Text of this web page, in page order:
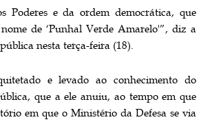
Poderes e da ordem democrática, que
de ‘Punhal Verde Amarelo'”, diz a
nesta terça-feira (18).
e levado ao conhecimento do
que a ele anuiu, ao tempo em que
em que o Ministério da Defesa se via